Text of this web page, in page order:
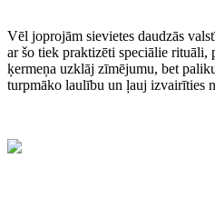
Vēl joprojām sievietes daudzās
ar šo tiek praktizēti speciālie rituāli,
ķermeņa uzklāj zīmējumu, bet
turpmāko laulību un ļauj izvairīties